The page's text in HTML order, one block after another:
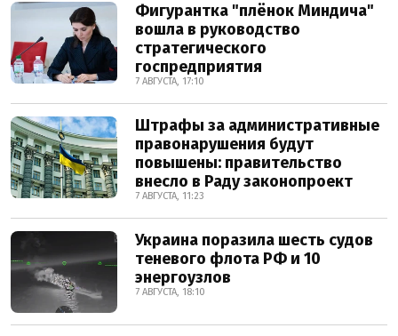
Фигурантка "плёнок Миндича"
вошла в руководство
стратегического
госпредприятия
7 АВГУСТА, 17:10
Штрафы за административные
правонарушения будут
повышены: правительство
внесло в Раду законопроект
7 АВГУСТА, 11:23
Украина поразила шесть судов
теневого флота РФ и 10
энергоузлов
7 АВГУСТА, 18:10